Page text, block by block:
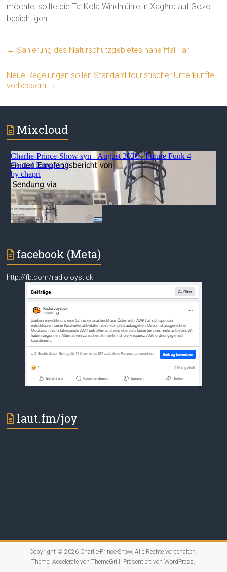
möchte, sollte die Ta’ Kola Windmühle in Xagħra auf Gozo
besichtigen
← Sanierung des Naturschutzgebietes nahe Ħal Far
Neue Regelungen sollen Standard touristischer Unterkünfte
verbessern →
Mixcloud
facebook (Meta)
http://fb.com/radiojoystick
laut.fm/joy
Copyright © 2026 Charlie-Prince-Show. Alle Rechte vorbehalten.
Theme:Accelerate von ThemeGrill. Präsentiert vonWordPress.